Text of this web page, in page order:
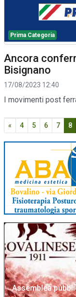
Prima Categoria
Ancora
Bisignano
17/08/2023 12:40
I movimenti post
« 4 5 6 7 8
Assemblea